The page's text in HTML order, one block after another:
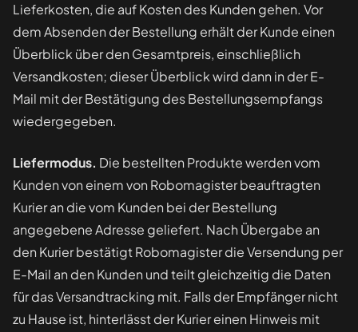
Lieferkosten, die auf Kosten des Kunden gehen. Vor
dem Absenden der Bestellung erhält der Kunde einen
Überblick über den Gesamtpreis, einschließlich
Versandkosten; dieser Überblick wird dann in der E-
Mail mit der Bestätigung des Bestellungsempfangs
wiedergegeben.
Liefermodus. Die bestellten Produkte werden vom
Kunden von einem von Robomagister beauftragten
Kurier an die vom Kunden bei der Bestellung
angegebene Adresse geliefert. Nach Übergabe an
den Kurier bestätigt Robomagister die Versendung per
E-Mail an den Kunden und teilt gleichzeitig die Daten
für das Versandtracking mit. Falls der Empfänger nicht
zu Hause ist, hinterlässt der Kurier einen Hinweis mit